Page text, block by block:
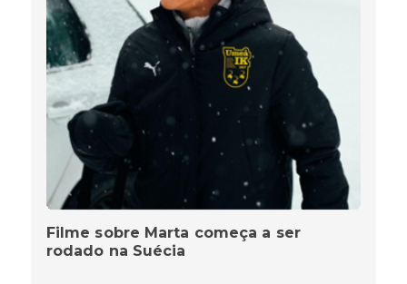
Filme sobre Marta começa a ser
rodado na Suécia